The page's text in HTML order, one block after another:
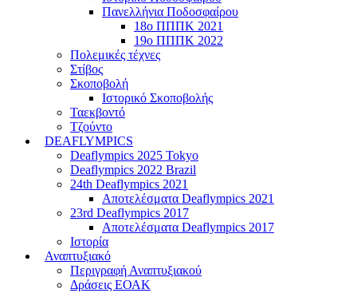
Πανελλήνια Ποδοσφαίρου
18ο ΠΠΠΚ 2021
19ο ΠΠΠΚ 2022
Πολεμικές τέχνες
Στίβος
Σκοποβολή
Ιστορικό Σκοποβολής
Ταεκβοντό
Τζούντο
DEAFLYMPICS
Deaflympics 2025 Tokyo
Deaflympics 2022 Brazil
24th Deaflympics 2021
Αποτελέσματα Deaflympics 2021
23rd Deaflympics 2017
Αποτελέσματα Deaflympics 2017
Ιστορία
Αναπτυξιακό
Περιγραφή Αναπτυξιακού
Δράσεις ΕΟΑΚ